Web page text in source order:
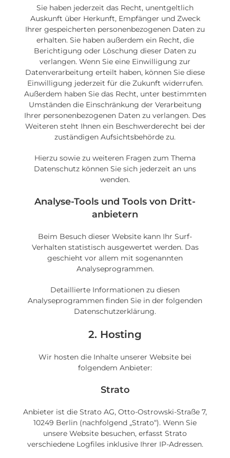
Sie haben jederzeit das Recht, unentgeltlich
Auskunft über Herkunft, Empfänger und Zweck
Ihrer gespeicherten personenbezogenen Daten zu
erhalten. Sie haben außerdem ein Recht, die
Berichtigung oder Löschung dieser Daten zu
verlangen. Wenn Sie eine Einwilligung zur
Datenverarbeitung erteilt haben, können Sie diese
Einwilligung jederzeit für die Zukunft widerrufen.
Außerdem haben Sie das Recht, unter bestimmten
Umständen die Einschränkung der Verarbeitung
Ihrer personenbezogenen Daten zu verlangen. Des
Weiteren steht Ihnen ein Beschwerderecht bei der
zuständigen Aufsichtsbehörde zu.
Hierzu sowie zu weiteren Fragen zum Thema
Datenschutz können Sie sich jederzeit an uns
wenden.
Analyse-Tools und Tools von Dritt­
anbietern
Beim Besuch dieser Website kann Ihr Surf-
Verhalten statistisch ausgewertet werden. Das
geschieht vor allem mit sogenannten
Analyseprogrammen.
Detaillierte Informationen zu diesen
Analyseprogrammen finden Sie in der folgenden
Datenschutzerklärung.
2. Hosting
Wir hosten die Inhalte unserer Website bei
folgendem Anbieter:
Strato
Anbieter ist die Strato AG, Otto-Ostrowski-Straße 7,
10249 Berlin (nachfolgend „Strato“). Wenn Sie
unsere Website besuchen, erfasst Strato
verschiedene Logfiles inklusive Ihrer IP-Adressen.